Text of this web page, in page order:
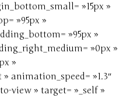
»15px »
»95px »
»95px »
»0px »
»
animation_speed= »1.3″
view » target= »_self »